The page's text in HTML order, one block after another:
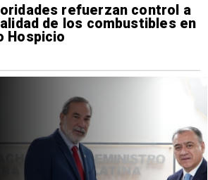
refuerzan control a
de los combustibles en
Hospicio